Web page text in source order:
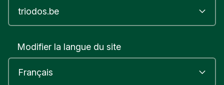
Modifier la langue du site